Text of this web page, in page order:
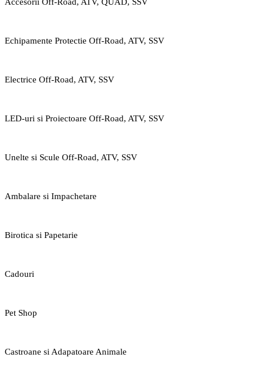
Echipamente Protectie Off-Road, ATV, SSV
Electrice Off-Road, ATV, SSV
LED-uri si Proiectoare Off-Road, ATV, SSV
Unelte si Scule Off-Road, ATV, SSV
Ambalare si Impachetare
Birotica si Papetarie
Cadouri
Pet Shop
Castroane si Adapatoare Animale